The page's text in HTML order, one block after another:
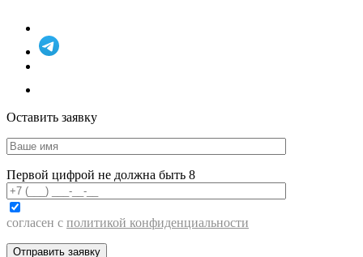
Оставить заявку
Первой цифрой не должна быть 8
согласен с политикой конфиденциальности